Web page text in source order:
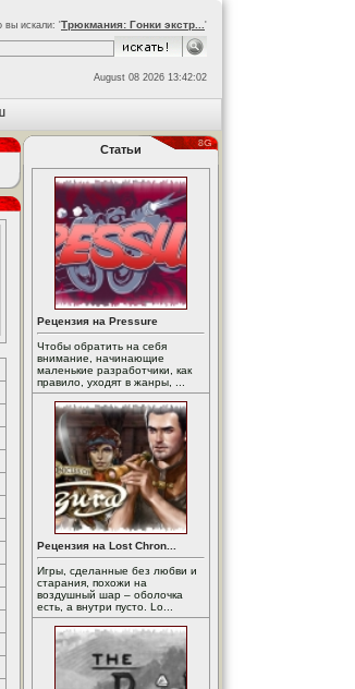
вы искали: 'Трюкмания: Гонки экстр... '
August 08 2026 13:42:02
Статьи
Рецензия на Pressure
Чтобы обратить на себя
внимание, начинающие
маленькие разработчики, как
правило, уходят в жанры, ...
Рецензия на Lost Chron...
Игры, сделанные без любви и
старания, похожи на
воздушный шар – оболочка
есть, а внутри пусто. Lo...